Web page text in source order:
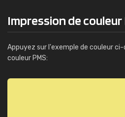
Impression de couleur
Appuyez sur l'exemple de couleur
couleur PMS: